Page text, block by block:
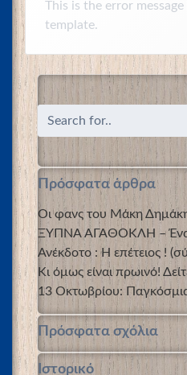
This is the error
template.
Πρόσφατα άρθρα
Οι φανς του Μάκη
ΞΥΠΝΑ ΑΓΑΘΟΚΛΗ – Ένα
Ανέκδοτο : Η επέτειος !
Κι όμως είναι πρωινό!
13 Οκτωβρίου:
Πρόσφατα σχόλια
Ιστορικό